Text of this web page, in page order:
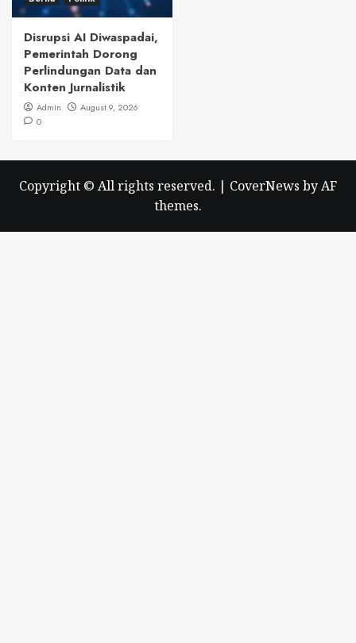
Disrupsi AI Diwaspadai,
Pemerintah Dorong
Perlindungan Data dan
Konten Jurnalistik
Admin
August 9, 2026
0
Copyright © All rights reserved. | CoverNews by AF
themes.